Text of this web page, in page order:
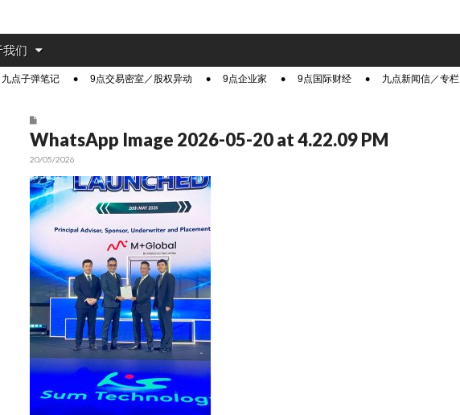
我们
点子弹笔记 9点交易密室／股权异动 9点企业家 9点国际财经 九点新闻信／专栏
WhatsApp Image 2026-05-20 at 4.22.09 PM
20/05/2026